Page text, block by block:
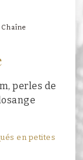
perles de
en petites